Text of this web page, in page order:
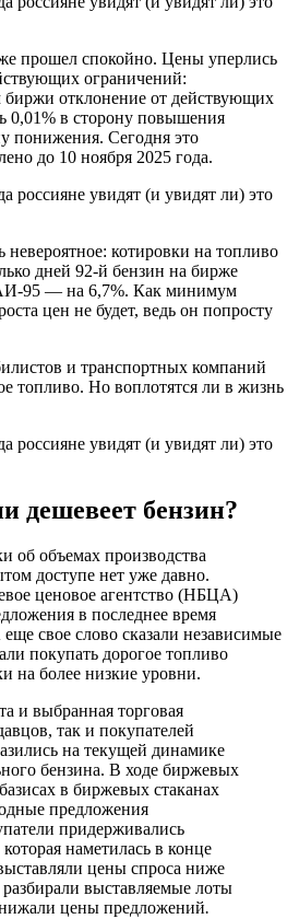
прошел спокойно. Цены уперлись
ограничений:
отклонение от действующих
0,01% в сторону повышения
понижения. Сегодня это
до 10 ноября 2025 года.
невероятное: котировки на топливо
дней 92-й бензин на бирже
95 — на 6,7%. Как минимум
цен не будет, ведь он попросту
и транспортных компаний
топливо. Но воплотятся ли в жизнь
дешевеет бензин?
об объемах производства
доступе нет уже давно.
ценовое агентство (НБЦА)
в последнее время
свое слово сказали независимые
покупать дорогое топливо
на более низкие уровни.
и выбранная торговая
так и покупателей
на текущей динамике
бензина. В ходе биржевых
в биржевых стаканах
предложения
придерживались
наметилась в конце
цены спроса ниже
выставляемые лоты
цены предложений.